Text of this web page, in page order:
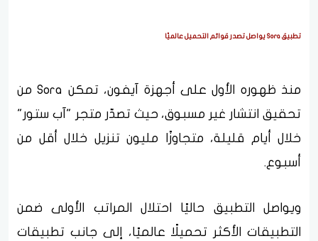
تطبيق Sora يواصل تصدر قوائم التحميل عالميًا
منذ ظهوره الأول على أجهزة آيفون، تمكن Sora من
تحقيق انتشار غير مسبوق، حيث تصدّر متجر "آب ستور"
خلال أيام قليلة، متجاوزًا مليون تنزيل خلال أقل من
أسبوع.
ويواصل التطبيق حاليًا احتلال المراتب الأولى ضمن
التطبيقات الأكثر تحميلًا عالميًا، إلى جانب تطبيقات